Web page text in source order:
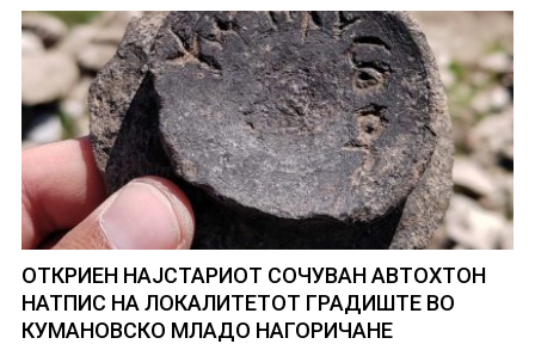
ОТКРИЕН НАЈСТАРИОТ СОЧУВАН АВТОХТОН
НАТПИС НА ЛОКАЛИТЕТОТ ГРАДИШТЕ ВО
КУМАНОВСКО МЛАДО НАГОРИЧАНЕ